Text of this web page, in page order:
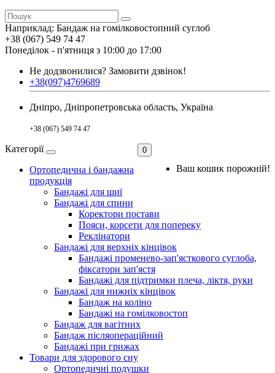
Наприклад: Бандаж на гомілковостопний суглоб
+38 (067) 549 74 47
Понеділок - п'ятниця з 10:00 до 17:00
Не додзвонилися? Замовити дзвінок!
+38(097)4769689
Дніпро, Дніпропетровська область, Україна
+38 (067) 549 74 47
0
Ваш кошик порожній!
Категорії
Ортопедична і бандажна
продукція
Бандажі для шиї
Бандажі для спини
Коректори постави
Пояси, корсети для попереку
Реклінатори
Бандажі для верхніх кінцівок
Бандажі променево-зап'ясткового суглоба,
фіксатори зап'ястя
Бандажі для підтримки плеча, ліктя, руки
Бандажі для нижніх кінцівок
Бандаж на коліно
Бандажі на гомілковостоп
Бандаж для вагітних
Бандаж післяопераційний
Бандажі при грижах
Товари для здорового сну
Ортопедичні подушки